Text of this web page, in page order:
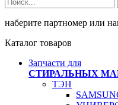
наберите партномер или
Каталог товаров
Запчасти для
СТИРАЛЬНЫХ
ТЭН